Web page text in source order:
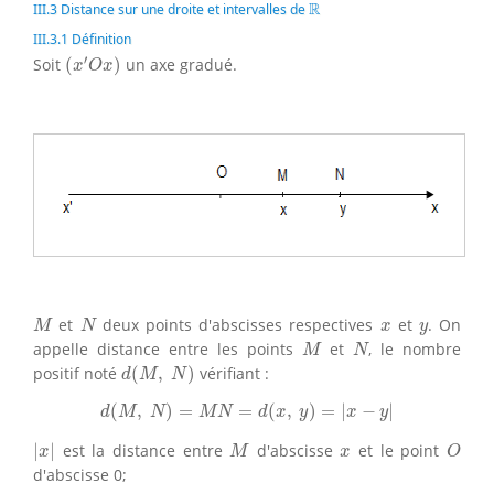
III.3 Distance sur une droite et intervalles deR
III.3.1 Définition
Soit (x′Ox)
(x ′Ox un axe gradué.
M
Met N
Ndeux points d'abscisses respectives x
x et y
y. On
appelle distance entre les points M
Met N
N, le nombre
positif noté d(M, N)
d(M, N) vérifiant :
d(M, N) = MN = d(x, y) = x − y|
d M, =MN (x,y =| y|
x
|x est la distance entreM
Md'abscissex
x et le point O
O
d'abscisse 0;